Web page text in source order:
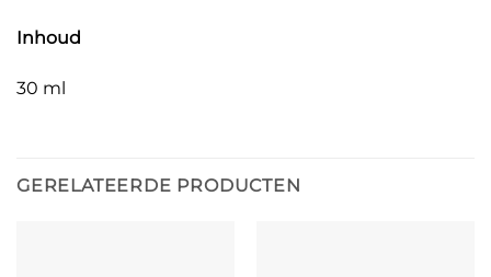
Inhoud
30 ml
GERELATEERDE PRODUCTEN